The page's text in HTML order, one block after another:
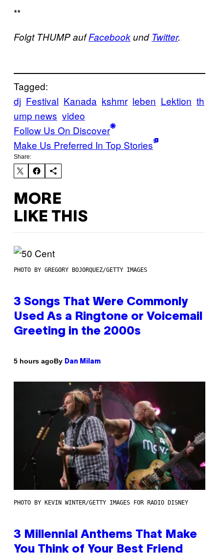
**
Folgt THUMP aufFacebookund Twitter.
Tagged:
dj Festival Kanada kshmr leben Lektion th
ump news video
Follow Us On Discover
Make Us Preferred In Top Stories
Share:
MORE
LIKE THIS
PHOTO BY GREGORY BOJORQUEZ/GETTY IMAGES
3 Songs That Were Commonly
Used As a Ringtone or Voicemail
Greeting in the 2000s
5 hours agoBy Dan Milam
PHOTO BY KEVIN WINTER/GETTY IMAGES FOR RADIO DISNEY
3 Millennial Anthems That Make
You Think of Your Best Friend